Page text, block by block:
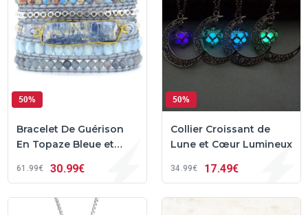
50%
Bracelet De Guérison
En Topaze Bleue et
61 99€ 30 99€
50%
Collier Croissant de
Lune et Cœur Lumineux
34 99€ 17 49€